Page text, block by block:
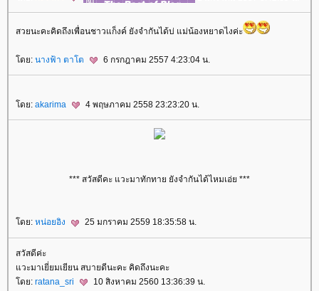
สวยนะคะคิดถึงเพื่อนชาวแก็งค์ ยังจำกันได้บ่ แม่น้องหยาดไงค่ะ
ดย: นางฟ้า ตาโต 6 กรกฎาคม 2557 4:23:04 น.
ดย: akarima 4 พฤษภาคม 2558 23:23:20 น.
*** สวัสดีคะ แวะมาทักทาย ยังจำกันได้ไหมเอ่ย ***
ดย: หน่อยอิง 25 มกราคม 2559 18:35:58 น.
สวัสดีค่ะ
วะมาเยี่ยมเยียน สบายดีนะคะ คิดถึงนะคะ
ดย: ratana_sri 10 สิงหาคม 2560 13:36:39 น.